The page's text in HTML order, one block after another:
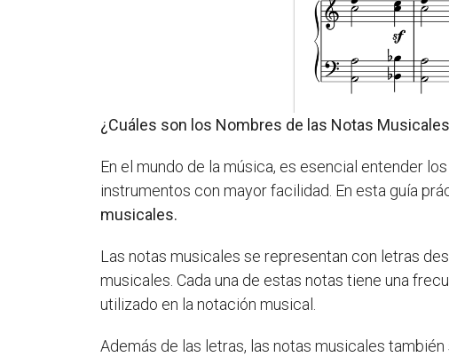
¿Cuáles son los Nombres de las Notas
En el mundo de la música, es esencial entender
instrumentos con mayor facilidad. En esta guía
musicales.
Las notas musicales se representan con letras
musicales. Cada una de estas notas tiene una
utilizado en la notación musical.
Además de las letras, las notas musicales